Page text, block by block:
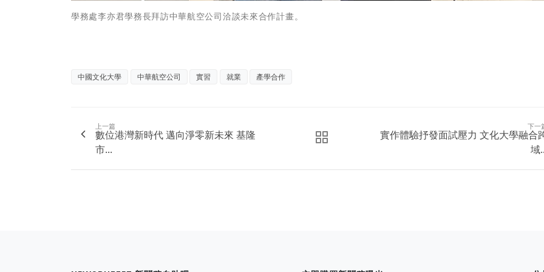
學務處李亦君學務長拜訪中華航空公司洽談未來合作計畫。
中國文化大學 中華航空公司 實習 就業 產學合作
上一篇
數位港灣新時代 邁向淨零新未來 基隆
市...
下一
實作體驗抒發面試壓力 文化大學融合
域